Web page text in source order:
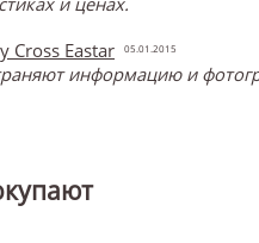
Cross Eastar
05.01.2015
информацию и